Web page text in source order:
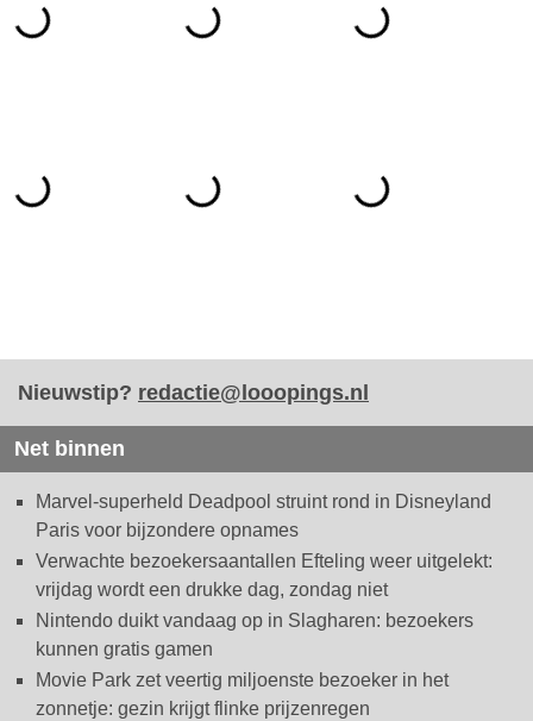
Nieuwstip? redactie@looopings.nl
Net binnen
Marvel-superheld Deadpool struint rond in Disneyland
Paris voor bijzondere opnames
Verwachte bezoekersaantallen Efteling weer uitgelekt:
vrijdag wordt een drukke dag, zondag niet
Nintendo duikt vandaag op in Slagharen: bezoekers
kunnen gratis gamen
Movie Park zet veertig miljoenste bezoeker in het
zonnetje: gezin krijgt flinke prijzenregen